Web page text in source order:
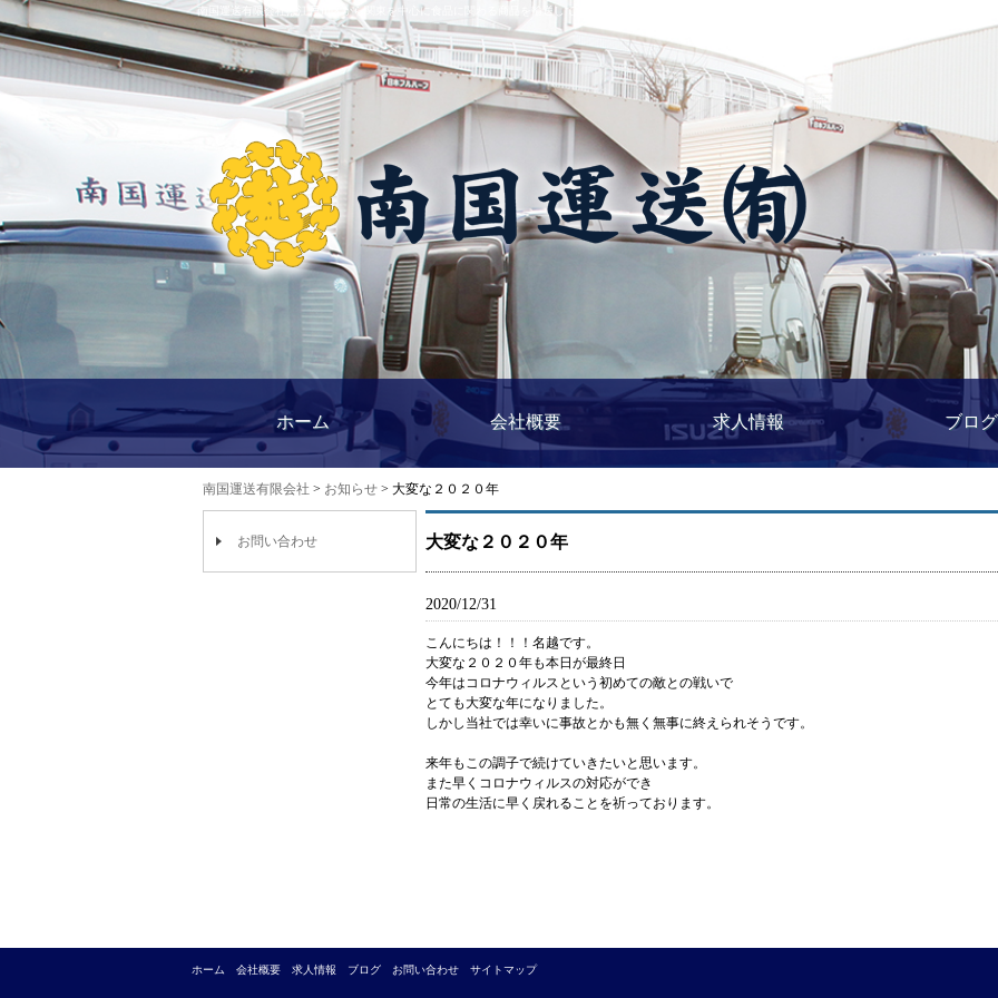
南国運送有限会社は江戸川区から関東を中心に食品に関わる商品を輸送している運送会社です。南国運送有限会社はモータースポーツの支援を通じ広く社会に
南国運送有限会社｜江戸川区西一之江にある運送会社
ホーム 会社概要 求人情報 ブログ
南国運送有限会社 > お知らせ > 大変な２０２０年
大変な２０２０年
2020/12/31
こんにちは！！！名越です。
大変な２０２０年も本日が最終日
今年はコロナウィルスという初めての敵との戦いで
とても大変な年になりました。
しかし当社では幸いに事故とかも無く無事に終えられそうです。
来年もこの調子で続けていきたいと思います。
また早くコロナウィルスの対応ができ
日常の生活に早く戻れることを祈っております。
お問い合わせ
ホーム 会社概要 求人情報 ブログ お問い合わせ サイトマップ